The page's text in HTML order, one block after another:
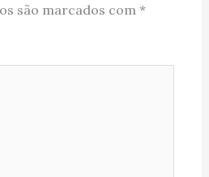
são marcados com *